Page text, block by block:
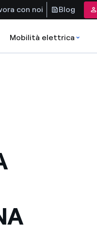
con noi Blog
Mobilità elettrica